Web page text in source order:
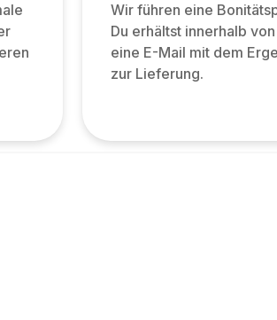
Wir führen eine
Du erhältst innerhalb
eine E-Mail mit dem
zur Lieferung.